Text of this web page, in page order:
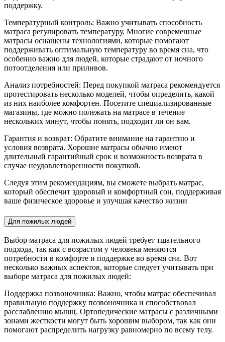
поддержку.
Температурный контроль: Важно учитывать способность
матраса регулировать температуру. Многие современные
матрасы оснащены технологиями, которые помогают
поддерживать оптимальную температуру во время сна, что
особенно важно для людей, которые страдают от ночного
потоотделения или приливов.
Анализ потребностей: Перед покупкой матраса рекомендуется
протестировать несколько моделей, чтобы определить, какой
из них наиболее комфортен. Посетите специализированные
магазины, где можно полежать на матрасе в течение
нескольких минут, чтобы понять, подходит ли он вам.
Гарантия и возврат: Обратите внимание на гарантию и
условия возврата. Хорошие матрасы обычно имеют
длительный гарантийный срок и возможность возврата в
случае неудовлетворенности покупкой.
Следуя этим рекомендациям, вы сможете выбрать матрас,
который обеспечит здоровый и комфортный сон, поддерживая
ваше физическое здоровье и улучшая качество жизни
Для пожилых людей
Выбор матраса для пожилых людей требует тщательного
подхода, так как с возрастом у человека меняются
потребности в комфорте и поддержке во время сна. Вот
несколько важных аспектов, которые следует учитывать при
выборе матраса для пожилых людей:
Поддержка позвоночника: Важно, чтобы матрас обеспечивал
правильную поддержку позвоночника и способствовал
расслаблению мышц. Ортопедические матрасы с различными
зонами жесткости могут быть хорошим выбором, так как они
помогают распределить нагрузку равномерно по всему телу.